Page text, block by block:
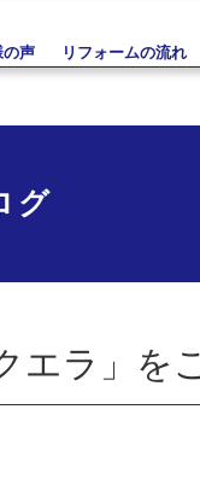
の声 リフォームの流れ
グ
エラ」を